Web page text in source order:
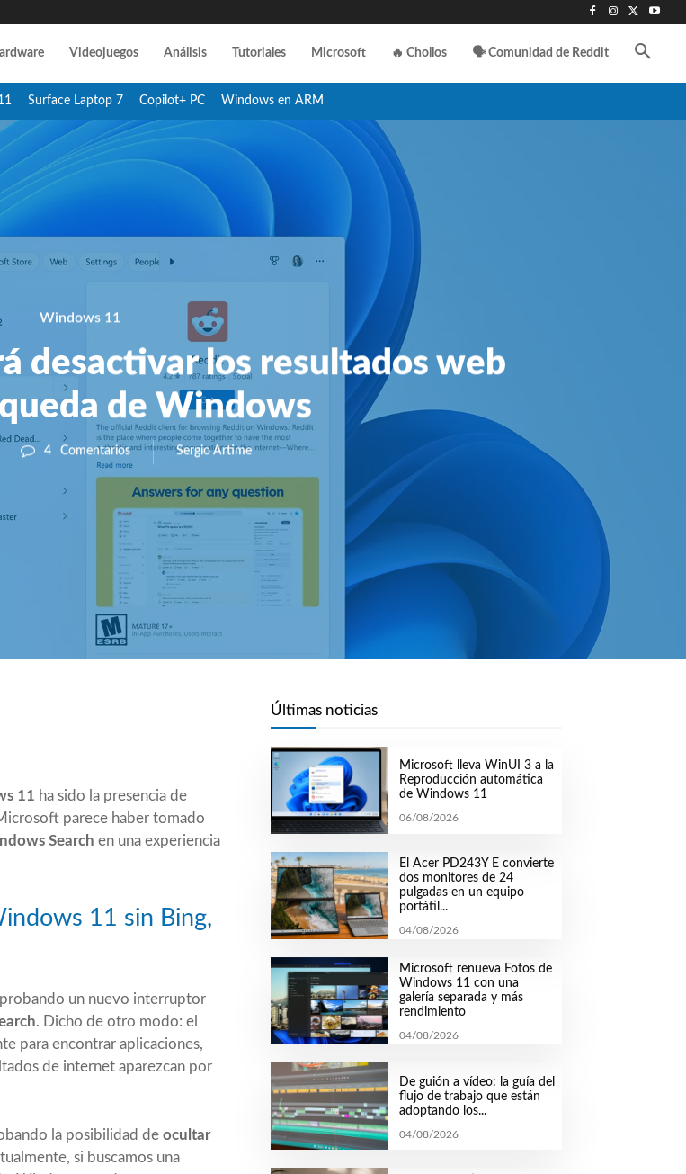
Videojuegos Análisis Tutoriales Microsoft 🔥 Chollos 🗣️ Comunidad de Reddit
Surface Laptop 7 Copilot+ PC Windows en ARM
Windows 11
desactivar los resultados web
de Windows
4 Comentarios Sergio Artime
11 ha sido la presencia de
parece haber tomado
Search en una experiencia
11 sin Bing,
un nuevo interruptor
. Dicho de otro modo: el
para encontrar aplicaciones,
de internet aparezcan por
la posibilidad de ocultar
si buscamos una
Últimas noticias
Microsoft lleva WinUI 3 a la
Reproducción automática
de Windows 11
06/08/2026
El Acer PD243Y E convierte
dos monitores de 24
pulgadas en un equipo
portátil...
04/08/2026
Microsoft renueva Fotos de
Windows 11 con una
galería separada y más
rendimiento
04/08/2026
De guión a vídeo: la guía del
flujo de trabajo que están
adoptando los...
04/08/2026